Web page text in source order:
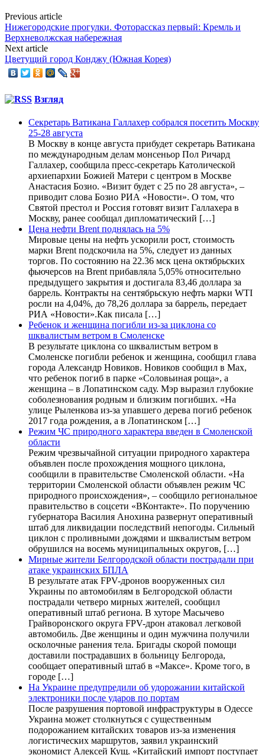
Previous article
Нижегородские прогулки. Фоторассказ первый: Кремль и
Верхневолжская набережная
Next article
Цветущий город Конджу (Южная Корея)
Взгляд
Секретарь Ватикана Галлахер собрался посетить Москву
25-28 августа
В Москву в конце августа прибудет секретарь Ватикана
по международным делам монсеньор Пол Ричард
Галлахер, сообщила пресс-секретарь Католической
архиепархии Божией Матери с центром в Москве
Анастасия Бозио. «Визит будет с 25 по 28 августа», –
приводит слова Бозио РИА «Новости». О том, что
Святой престол и Россия готовят визит Галлахера в
Москву, ранее сообщал дипломатический […]
Цена нефти Brent поднялась на 5%
Мировые цены на нефть ускорили рост, стоимость
марки Brent подскочила на 5%, следует из данных
торгов. По состоянию на 22.36 мск цена октябрьских
фьючерсов на Brent прибавляла 5,05% относительно
предыдущего закрытия и достигала 83,46 доллара за
баррель. Контракты на сентябрьскую нефть марки WTI
росли на 4,04%, до 78,26 доллара за баррель, передает
РИА «Новости».Как писала […]
Ребенок и женщина погибли из-за циклона со
шквалистым ветром в Смоленске
В результате циклона со шквалистым ветром в
Смоленске погибли ребенок и женщина, сообщил глава
города Александр Новиков. Новиков сообщил в Мах,
что ребенок погиб в парке «Соловьиная роща», а
женщина – в Лопатинском саду. Мэр выразил глубокие
соболезнования родным и близким погибших. «На
улице Рыленкова из-за упавшего дерева погиб ребенок
2017 года рождения, а в Лопатинском […]
Режим ЧС природного характера введен в Смоленской
области
Режим чрезвычайной ситуации природного характера
объявлен после прохождения мощного циклона,
сообщили в правительстве Смоленской области. «На
территории Смоленской области объявлен режим ЧС
природного происхождения», – сообщило региональное
правительство в соцсети «ВКонтакте». По поручению
губернатора Василия Анохина развернут оперативный
штаб для ликвидации последствий непогоды. Сильный
циклон с проливными дождями и шквалистым ветром
обрушился на восемь муниципальных округов, […]
Мирные жители Белгородской области пострадали при
атаке украинских БПЛА
В результате атак FPV-дронов вооруженных сил
Украины по автомобилям в Белгородской области
пострадали четверо мирных жителей, сообщил
оперативный штаб региона. В хуторе Масычево
Грайворонского округа FPV-дрон атаковал легковой
автомобиль. Две женщины и один мужчина получили
осколочные ранения тела. Бригады скорой помощи
доставили пострадавших в больницу Белгорода,
сообщает оперативный штаб в «Максе». Кроме того, в
городе […]
На Украине предупредили об удорожании китайской
электроники после ударов по портам
После разрушения портовой инфраструктуры в Одессе
Украина может столкнуться с существенным
подорожанием китайских товаров из-за изменения
логистических маршрутов, заявил украинский
экономист Алексей Кущ. «Китайский импорт поступает